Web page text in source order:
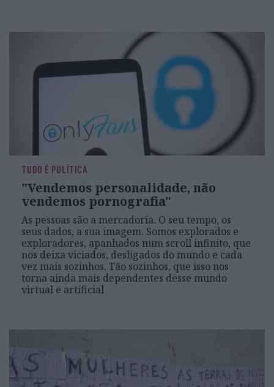
TUDO É POLÍTICA
"Vendemos personalidade, não
vendemos pornografia"
As pessoas são a mercadoria. O seu tempo, os
seus dados, a sua imagem. Somos explorados e
exploradores, apanhados num scroll infinito, que
nos deixa viciados, desligados do mundo e cada
vez mais sozinhos. Tão sozinhos, que isso nos
torna ainda mais dependentes desse mundo
virtual e artificial